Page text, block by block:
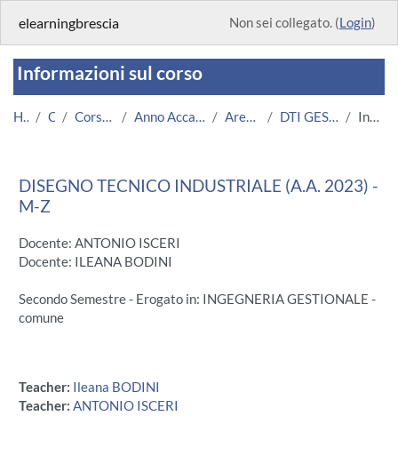
elearningbrescia Non sei collegato. (Login)
Informazioni sul corso
Home Corsi Corsi Istituzionali Anno Accademico 2023/2024 Area Ingegneria DTI GESLT M-Z 2023/24 Introduzione
DISEGNO TECNICO INDUSTRIALE (A.A. 2023) -
M-Z
Docente: ANTONIO ISCERI
Docente: ILEANA BODINI
Secondo Semestre - Erogato in: INGEGNERIA GESTIONALE -
comune
Teacher: Ileana BODINI
Teacher: ANTONIO ISCERI